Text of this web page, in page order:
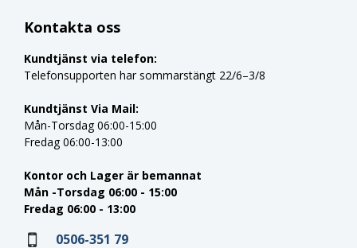
Kontakta oss
Kundtjänst via telefon:
Telefonsupporten har sommarstängt 22/6–3/8
Kundtjänst Via Mail:
Mån-Torsdag 06:00-15:00
Fredag 06:00-13:00
Kontor och Lager är bemannat
Mån -Torsdag 06:00 - 15:00
Fredag 06:00 - 13:00
0506-351 79